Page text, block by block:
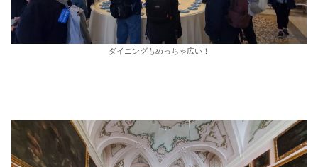
ダイニングもめっちゃ広い！